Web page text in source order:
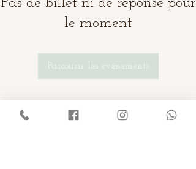
Pas de billet ni de réponse pour
le moment
Parcourir les événements